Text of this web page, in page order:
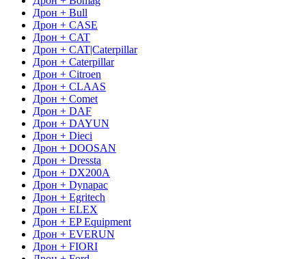
Дрон + Bull
Дрон + CASE
Дрон + CAT
Дрон + CAT|Caterpillar
Дрон + Caterpillar
Дрон + Citroen
Дрон + CLAAS
Дрон + Comet
Дрон + DAF
Дрон + DAYUN
Дрон + Dieci
Дрон + DOOSAN
Дрон + Dressta
Дрон + DX200A
Дрон + Dynapac
Дрон + Egritech
Дрон + ELEX
Дрон + EP Equipment
Дрон + EVERUN
Дрон + FIORI